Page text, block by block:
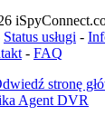
Status usługi -
- FAQ
stronę
Agent DVR